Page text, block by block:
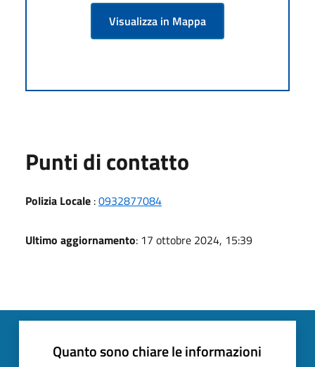
Visualizza in Mappa
Punti di contatto
Polizia Locale :0932877084
Ultimo aggiornamento: 17 ottobre 2024, 15:39
Quanto sono chiare le informazioni